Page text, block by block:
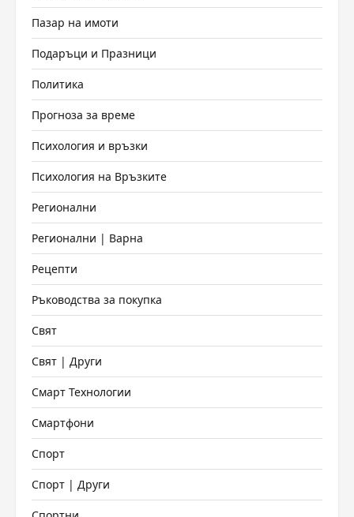
Пазар на имоти
Подаръци и Празници
Политика
Прогноза за време
Психология и връзки
Психология на Връзките
Регионални
Регионални | Варна
Рецепти
Ръководства за покупка
Свят
Свят | Други
Смарт Технологии
Смартфони
Спорт
Спорт | Други